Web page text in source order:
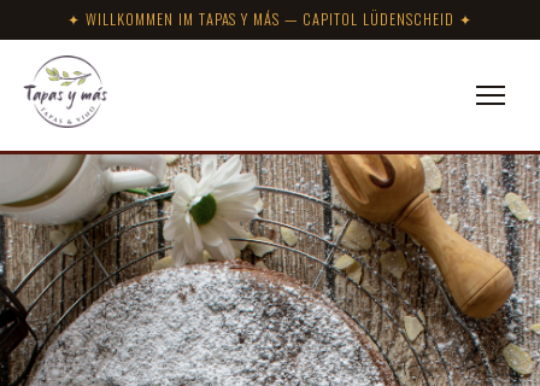
✦ WILLKOMMEN IM TAPAS Y MÁS — CAPITOL LÜDENSCHEID ✦